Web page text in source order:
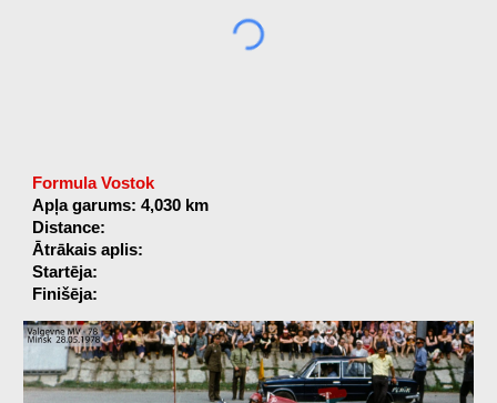
Formula Vostok
Apļa garums: 4,030 km
Distance:
Ātrākais aplis:
Startēja:
Finišēja: